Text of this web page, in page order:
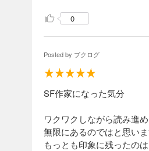
0
Posted by ブクログ
SF作家になった気分
ワクワクしながら読み進
無限にあるのではと思いま
もっとも印象に残ったの